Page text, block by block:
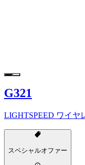
G321
LIGHTSPEED ワイヤ
スペシャルオファー